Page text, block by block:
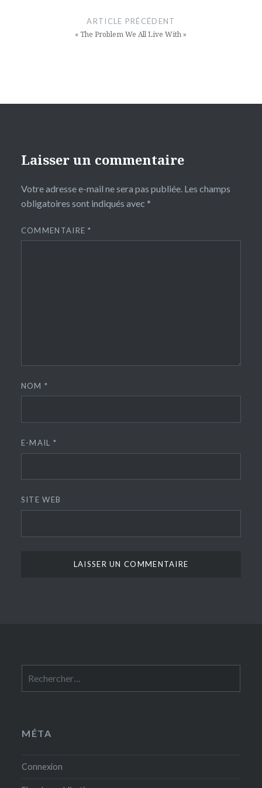
ARTICLE PRÉCÉDENT
« The Problem We All Live With »
Laisser un commentaire
Votre adresse e-mail ne sera pas publiée. Les champs
obligatoires sont indiqués avec *
COMMENTAIRE*
NOM*
E-MAIL *
SITE WEB
MÉTA
Connexion